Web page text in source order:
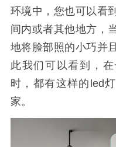
环境中，您也可以看
间内或者其他地方，
地将脸部照的小巧并
此我们可以看到，
时，都有这样的led
家。